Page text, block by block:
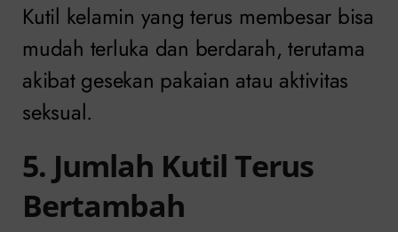
Kutil kelamin yang terus membesar bisa
mudah terluka dan berdarah, terutama
akibat gesekan pakaian atau aktivitas
seksual.
5. Jumlah Kutil Terus
Bertambah